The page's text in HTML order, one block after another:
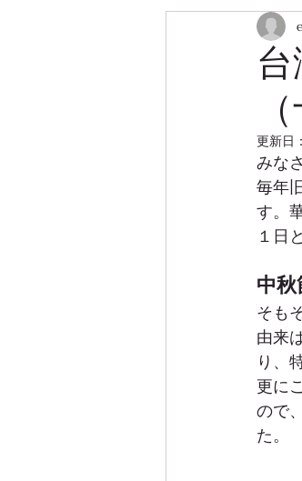
南投・日月潭
更新日：
みな
毎年
す。
１日
中
そも
由来
り、
更に
ので
た。